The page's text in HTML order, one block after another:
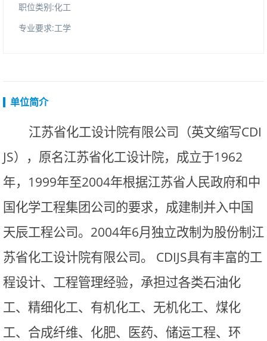
职位类别:化工
专业要求:工学
单位简介
江苏省化工设计院有限公司（英文缩写CDI
JS），原名江苏省化工设计院，成立于1962
年， 1999年至2004年根据江苏省人民政府和中
国化学工程集团公司的要求，成建制并入中国
天辰工程公司。 2004年6月独立改制为股份制江
苏省化工设计院有限公司。
CDIJS具有丰富的工
程设计、工程管理经验，承担过各类石油化
工、精细化工、有机化工、无机化工、煤化
工、合成纤维、化肥、医药、储运工程、环